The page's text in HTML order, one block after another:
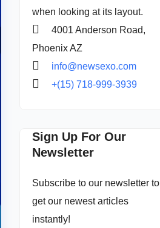
when looking at its layout.
4001 Anderson Road,
Phoenix AZ
info@newsexo.com
+(15) 718-999-3939
Sign Up For Our
Newsletter
Subscribe to our newsletter to
get our newest articles
instantly!